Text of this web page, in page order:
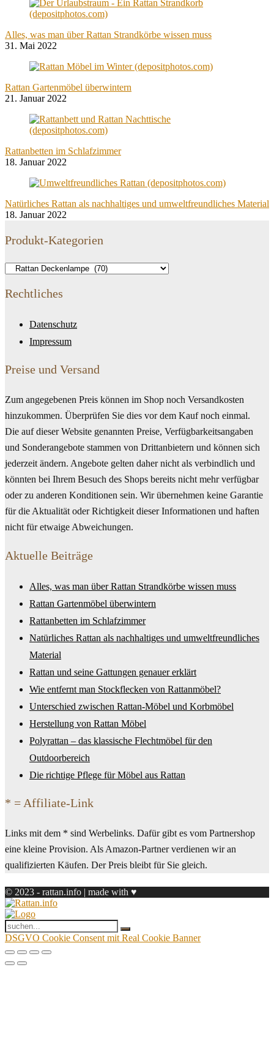
Alles, was man über Rattan Strandkörbe wissen muss
31. Mai 2022
Rattan Gartenmöbel überwintern
21. Januar 2022
Rattanbetten im Schlafzimmer
18. Januar 2022
Natürliches Rattan als nachhaltiges und umweltfreundliches Material
18. Januar 2022
Produkt-Kategorien
Rechtliches
Datenschutz
Impressum
Preise und Versand
Zum angegebenen Preis können im Shop noch Versandkosten
hinzukommen. Überprüfen Sie dies vor dem Kauf noch einmal.
Die auf dieser Website genannten Preise, Verfügbarkeitsangaben
und Sonderangebote stammen von Drittanbietern und können sich
jederzeit ändern. Angebote gelten daher nicht als verbindlich und
könnten bei Ihrem Besuch des Shops bereits nicht mehr verfügbar
oder zu anderen Konditionen sein. Wir übernehmen keine Garantie
für die Aktualität oder Richtigkeit dieser Informationen und haften
nicht für etwaige Abweichungen.
Aktuelle Beiträge
Alles, was man über Rattan Strandkörbe wissen muss
Rattan Gartenmöbel überwintern
Rattanbetten im Schlafzimmer
Natürliches Rattan als nachhaltiges und umweltfreundliches
Material
Rattan und seine Gattungen genauer erklärt
Wie entfernt man Stockflecken von Rattanmöbel?
Unterschied zwischen Rattan-Möbel und Korbmöbel
Herstellung von Rattan Möbel
Polyrattan – das klassische Flechtmöbel für den
Outdoorbereich
Die richtige Pflege für Möbel aus Rattan
* = Affiliate-Link
Links mit dem * sind Werbelinks. Dafür gibt es vom Partnershop
eine kleine Provision. Als Amazon-Partner verdienen wir an
qualifizierten Käufen. Der Preis bleibt für Sie gleich.
© 2023 - rattan.info | made with ♥
DSGVO Cookie Consent mit Real Cookie Banner